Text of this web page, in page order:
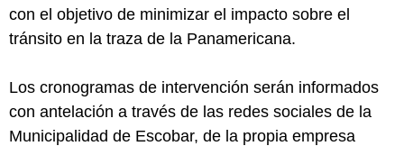
con el objetivo de minimizar el impacto sobre el
tránsito en la traza de la Panamericana.
Los cronogramas de intervención serán informados
con antelación a través de las redes sociales de la
Municipalidad de Escobar, de la propia empresa